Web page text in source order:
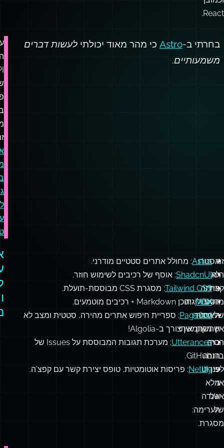
Ember,
Angular,
זה
היה
קצת
מרגיע
שלאסטרו
אין
הטיה
ברורה
אסטרו
לא
הייתה
הטכנולוגיה
היחידה
שהשתמשתי
בה,
הנה
Astro: מחולל אתרים סטטיים מודרני.
ShadcnUI: אוסף של רכיבים לשימוש חוזר.
Tailwind CSS
MDX: תוכן Markdown + רכיבים מוטמעים.
Pagefind
מקוון. אין צורך ב-Algolia!
Utterances
GitHub.